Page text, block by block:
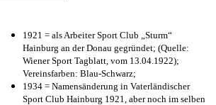
1921 = als Arbeiter Sport Club „Sturm“
Hainburg an der Donau gegründet; (Quelle:
Wiener Sport Tagblatt, vom 13.04.1922);
Vereinsfarben: Blau-Schwarz;
1934 = Namensänderung in Vaterländischer
Sport Club Hainburg 1921, aber noch im selben